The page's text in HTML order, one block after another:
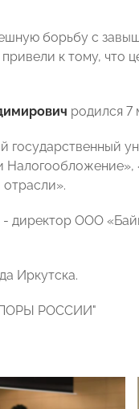
борьбу с
к тому, что
родился 7
государственный
директор ООО
Иркутска.
РОССИИ"